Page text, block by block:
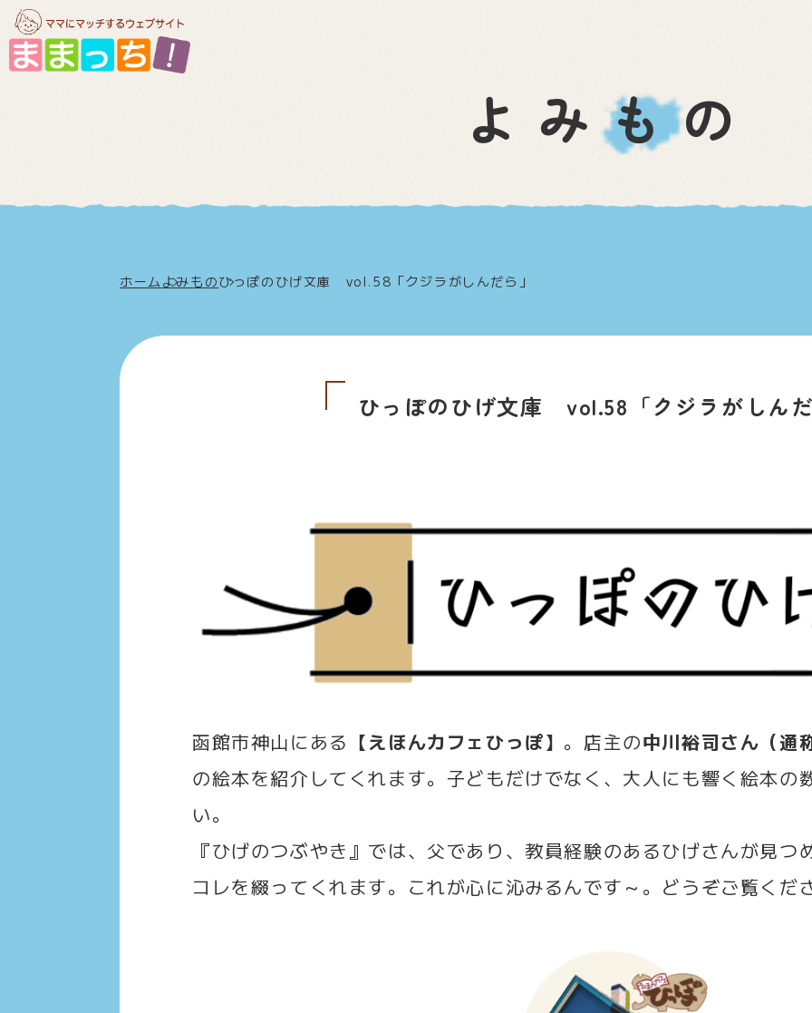
よみもの
ホーム よみものひっぽのひげ文庫 vol.58「クジラがしんだら」
ひっぽのひげ文庫 vol.58「クジラがしん
函館市神山にある 【えほんカフェひっぽ】 。店主の中川裕司さん（通
の絵本を紹介してくれます。子どもだけでなく、大人にも響く絵本の
い。
『ひげのつぶやき』では、 父であり、教員経験のあるひげさんが見つ
コレを綴ってくれます。これが心に沁みるんです～。どうぞご覧くだ